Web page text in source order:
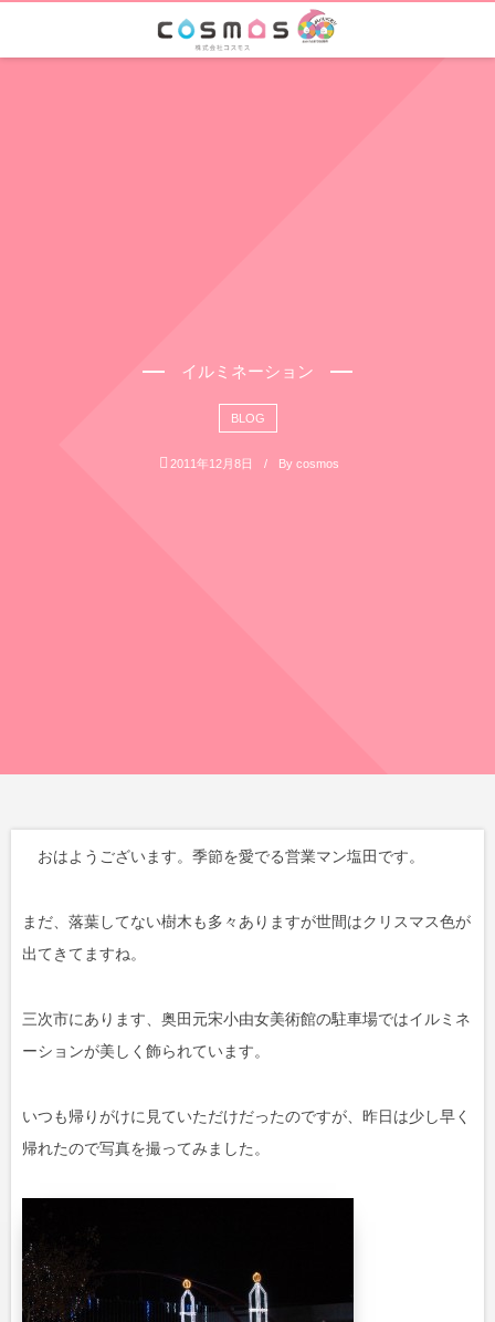
イルミネーション
BLOG
2011年12月8日 By cosmos
おはようございます。季節を愛でる営業マン塩田です。
まだ、落葉してない樹木も多々ありますが世間はクリスマス色が
出てきてますね。
三次市にあります、奥田元宋小由女美術館の駐車場ではイルミネ
ーションが美しく飾られています。
いつも帰りがけに見ていただけだったのですが、昨日は少し早く
帰れたので写真を撮ってみました。